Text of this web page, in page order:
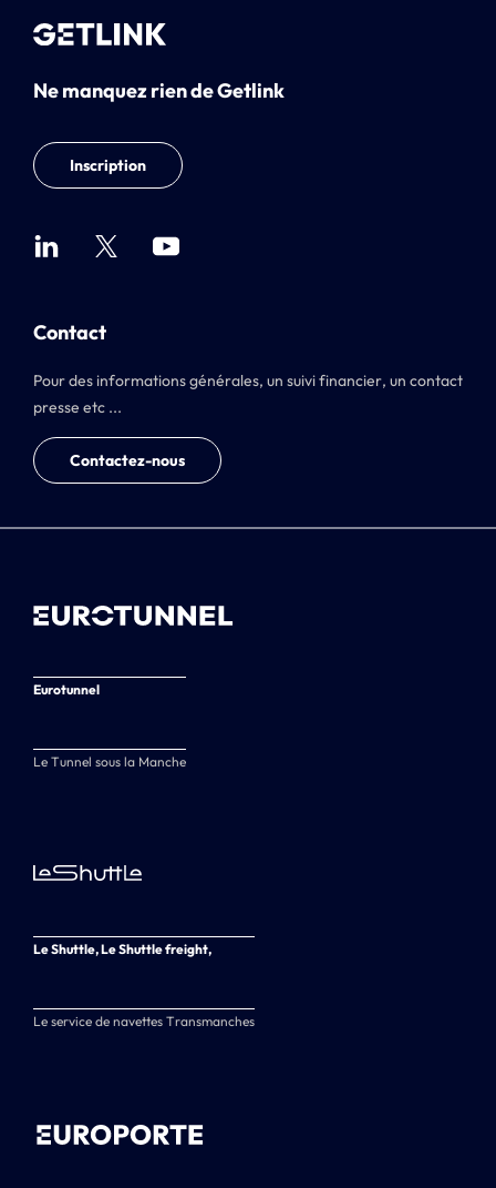
Ne manquez rien de Getlink
Inscription
Contact
Pour des informations générales, un suivi financier, un contact
presse etc ...
Contactez-nous
Eurotunnel
Le Tunnel sous la Manche
Le Shuttle, Le Shuttle freight,
Le service de navettes Transmanches